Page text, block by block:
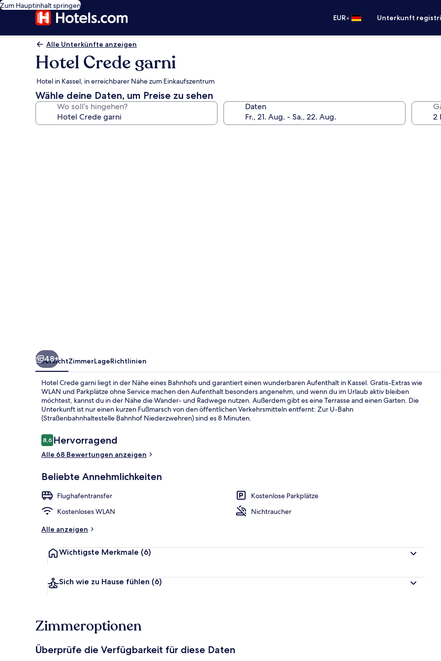
Zum Hauptinhalt springen
EUR• Unterkunft
Alle Unterkünfte anzeigen
Hotel Crede garni
Hotel in Kassel, in erreichbarer Nähe zum Einkaufszentrum
Wähle deine Daten, um Preise zu sehen
Wo soll’s hingehen? Daten
Comfort-
48+
ÜbersichtZimmerLageRichtlinien
Hotel Crede garni liegt in der Nähe eines Bahnhofs und garantiert einen wunderbaren Aufenthalt in Kassel. Gratis-Extras wie
WLAN und Parkplätze ohne Service machen den Aufenthalt besonders angenehm, und wenn du im Urlaub aktiv bleiben
möchtest, kannst du in der Nähe die Wander- und Radwege nutzen. Außerdem gibt es eine Terrasse and einen Garten. Die
Unterkunft ist nur einen kurzen Fußmarsch von den öffentlichen Verkehrsmitteln entfernt: Zur U-Bahn
(Straßenbahnhaltestelle Bahnhof Niederzwehren) sind es 8 Minuten.
Bewertungen
8,68,6 von 10.
Hervorragend
Alle 68 Bewertungen anzeigen
Beliebte Annehmlichkeiten
Flughafentransfer
Kostenlose Parkplätze
Kostenloses WLAN
Nichtraucher
Alle anzeigen
Wichtigste Merkmale (6)
Sich wie zu Hause fühlen (6)
Zimmeroptionen
Überprüfe die Verfügbarkeit für diese Daten